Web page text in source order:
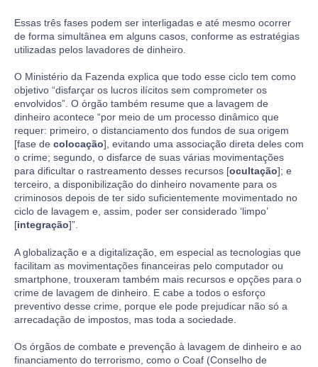
Essas três fases podem ser interligadas e até mesmo ocorrer
de forma simultânea em alguns casos, conforme as estratégias
utilizadas pelos lavadores de dinheiro.
O Ministério da Fazenda explica que todo esse ciclo tem como
objetivo “disfarçar os lucros ilícitos sem comprometer os
envolvidos”. O órgão também resume que a lavagem de
dinheiro acontece “por meio de um processo dinâmico que
requer: primeiro, o distanciamento dos fundos de sua origem
[fase de colocação], evitando uma associação direta deles com
o crime; segundo, o disfarce de suas várias movimentações
para dificultar o rastreamento desses recursos [ocultação]; e
terceiro, a disponibilização do dinheiro novamente para os
criminosos depois de ter sido suficientemente movimentado no
ciclo de lavagem e, assim, poder ser considerado ‘limpo’
[integração]”.
A globalização e a digitalização, em especial as tecnologias que
facilitam as movimentações financeiras pelo computador ou
smartphone, trouxeram também mais recursos e opções para o
crime de lavagem de dinheiro. E cabe a todos o esforço
preventivo desse crime, porque ele pode prejudicar não só a
arrecadação de impostos, mas toda a sociedade.
Os órgãos de combate e prevenção à lavagem de dinheiro e ao
financiamento do terrorismo, como o Coaf (Conselho de